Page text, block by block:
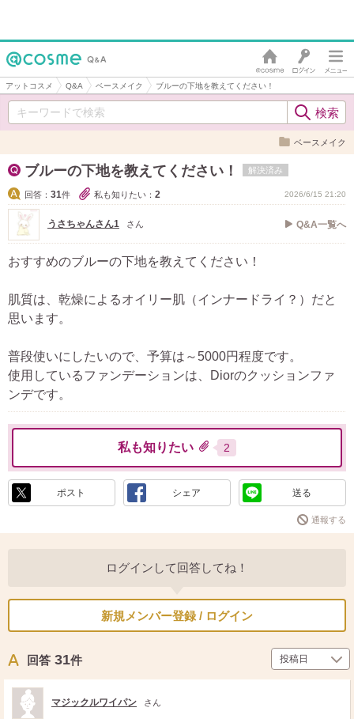
アットコスメ Q&A ベースメイク ブルーの下地を教えてください！
ベースメイク
ブルーの下地を教えてください！ 解決済み
回答： 31件 私も知りたい： 2 2026/6/15 21:20
うさちゃんさん1 さん Q&A一覧へ
おすすめのブルーの下地を教えてください！
肌質は、乾燥によるオイリー肌（インナードライ？）だと
思います。
普段使いにしたいので、予算は～5000円程度です。
使用しているファンデーションは、Diorのクッションファ
ンデです。
私も知りたい 2
ポスト シェア 送る
通報する
ログインして回答してね！
新規メンバー登録 / ログイン
回答 31件
マジックルワイパン さん